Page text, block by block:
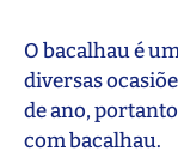
O bacalhau é
diversas
de ano,
com bacalhau.